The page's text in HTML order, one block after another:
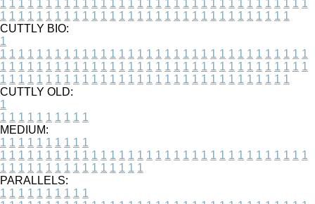
1 1 1 1 1 1 1 1 1 1 1 1 1 1 1 1 1 1 1 1 1 1 1 1 1 1 1 1 1 1 1 1 1 1
1 1 1 1 1 1 1 1 1 1 1 1 1 1 1 1 1 1 1 1 1 1 1 1 1 1 1 1 1 1 1 1
CUTTLY BIO:
1
1 1 1 1 1 1 1 1 1 1 1 1 1 1 1 1 1 1 1 1 1 1 1 1 1 1 1 1 1 1 1 1 1 1
1 1 1 1 1 1 1 1 1 1 1 1 1 1 1 1 1 1 1 1 1 1 1 1 1 1 1 1 1 1 1 1 1 1
1 1 1 1 1 1 1 1 1 1 1 1 1 1 1 1 1 1 1 1 1 1 1 1 1 1 1 1 1 1 1 1
CUTTLY OLD:
1
1 1 1 1 1 1 1 1 1 1
MEDIUM:
1 1 1 1 1 1 1 1 1 1
1 1 1 1 1 1 1 1 1 1 1 1 1 1 1 1 1 1 1 1 1 1 1 1 1 1 1 1 1 1 1 1 1 1
1 1 1 1 1 1 1 1 1 1 1 1 1 1 1 1
PARALLELS:
1 1 1 1 1 1 1 1 1 1